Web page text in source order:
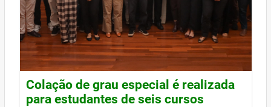
Colação de grau especial é realizada
para estudantes de seis cursos